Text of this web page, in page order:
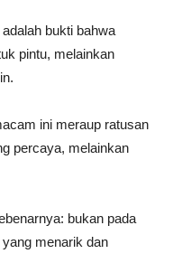
bukti bahwa
pintu, melainkan
ini meraup ratusan
percaya, melainkan
bukan pada
menarik dan